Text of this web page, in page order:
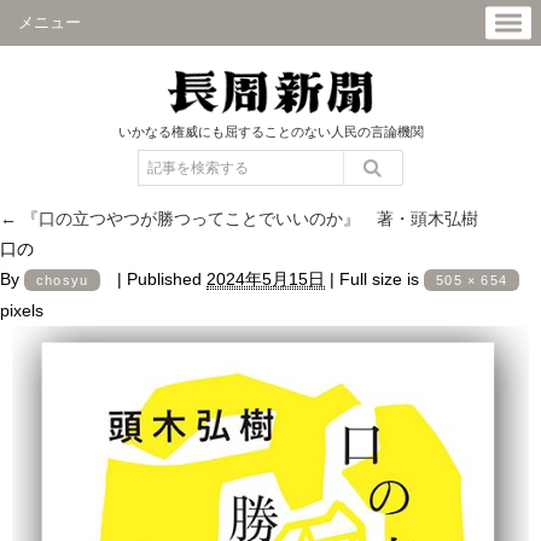
メニュー
いかなる権威にも屈することのない人民の言論機関
←
『口の立つやつが勝つってことでいいのか』 著・頭木弘樹
口の
By
chosyu | Published 2024年5月15日 | Full size is 505 × 654
pixels